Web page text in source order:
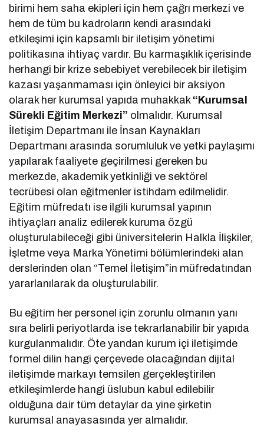
birimi hem saha ekipleri için hem çağrı merkezi ve
hem de tüm bu kadroların kendi arasındaki
etkileşimi için kapsamlı bir iletişim yönetimi
politikasına ihtiyaç vardır. Bu karmaşıklık içerisinde
herhangi bir krize sebebiyet verebilecek bir iletişim
kazası yaşanmaması için önleyici bir aksiyon
olarak her kurumsal yapıda muhakkak “Kurumsal
Sürekli Eğitim Merkezi” olmalıdır. Kurumsal
İletişim Departmanı ile İnsan Kaynakları
Departmanı arasında sorumluluk ve yetki paylaşımı
yapılarak faaliyete geçirilmesi gereken bu
merkezde, akademik yetkinliği ve sektörel
tecrübesi olan eğitmenler istihdam edilmelidir.
Eğitim müfredatı ise ilgili kurumsal yapının
ihtiyaçları analiz edilerek kuruma özgü
oluşturulabileceği gibi üniversitelerin Halkla İlişkiler,
İşletme veya Marka Yönetimi bölümlerindeki alan
derslerinden olan “Temel İletişim”in müfredatından
yararlanılarak da oluşturulabilir.
Bu eğitim her personel için zorunlu olmanın yanı
sıra belirli periyotlarda ise tekrarlanabilir bir yapıda
kurgulanmalıdır. Öte yandan kurum içi iletişimde
formel dilin hangi çerçevede olacağından dijital
iletişimde markayı temsilen gerçekleştirilen
etkileşimlerde hangi üslubun kabul edilebilir
olduğuna dair tüm detaylar da yine şirketin
kurumsal anayasasında yer almalıdır.